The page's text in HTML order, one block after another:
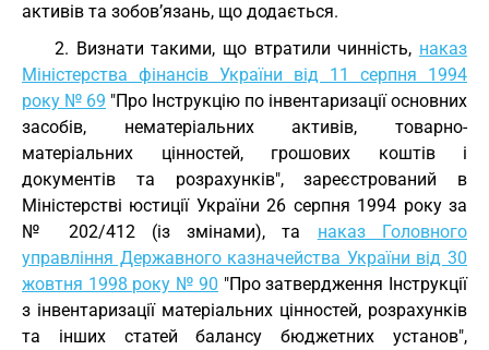
активів та зобов’язань, що додається.
2. Визнати такими, що втратили чинність, наказ
Міністерства фінансів України від 11 серпня 1994
року № 69 "Про Інструкцію по інвентаризації основних
засобів, нематеріальних активів, товарно-
матеріальних цінностей, грошових коштів і
документів та розрахунків", зареєстрований в
Міністерстві юстиції України 26 серпня 1994 року за
№ 202/412 (із змінами), та наказ Головного
управління Державного казначейства України від 30
жовтня 1998 року № 90 "Про затвердження Інструкції
з інвентаризації матеріальних цінностей, розрахунків
та інших статей балансу бюджетних установ",